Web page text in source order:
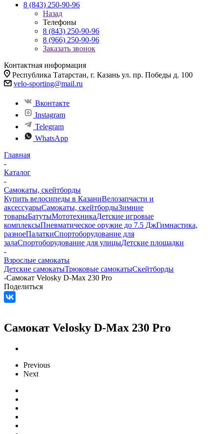
8 (843) 250-90-96
Назад
Телефоны
8 (843) 250-90-96
8 (966) 250-90-96
Заказать звонок
Контактная информация
Республика Татарстан, г. Казань ул. пр. Победы д. 100
velo-sporting@mail.ru
Вконтакте
Instagram
Telegram
WhatsApp
Главная
-
Каталог
-
Самокаты, скейтборды
Купить велосипеды в КазаниВелозапчасти и
аксессуарыСамокаты, скейтбордыЗимние
товарыБатутыМототехникаДетские игровые
комплексыПневматическое оружие до 7.5 ДжГимнастика,
разноеПалаткиСпортоборудование для
залаСпортоборудование для улицыДетские площадки
-
Взрослые самокаты
Детские самокатыТрюковые самокатыСкейтборды
-Самокат Velosky D-Max 230 Pro
Поделиться
Самокат Velosky D-Max 230 Pro
Previous
Next